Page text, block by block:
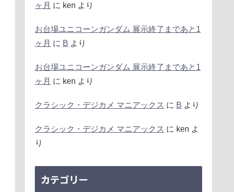
ヶ月 に ken より
お台場ユニコーンガンダム 展示終了まであと1
ヶ月 に B より
お台場ユニコーンガンダム 展示終了まであと1
ヶ月 に ken より
クラシック・デジカメ マニアックス に B より
クラシック・デジカメ マニアックス に ken よ
り
カテゴリー